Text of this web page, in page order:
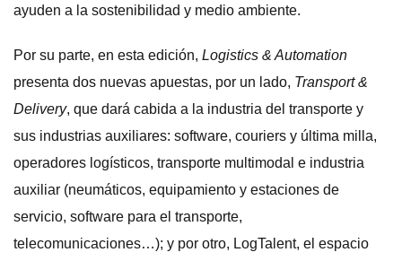
ayuden a la sostenibilidad y medio ambiente.
Por su parte, en esta edición, Logistics & Automation
presenta dos nuevas apuestas, por un lado, Transport &
Delivery, que dará cabida a la industria del transporte y
sus industrias auxiliares: software, couriers y última milla,
operadores logísticos, transporte multimodal e industria
auxiliar (neumáticos, equipamiento y estaciones de
servicio, software para el transporte,
telecomunicaciones…); y por otro, LogTalent, el espacio